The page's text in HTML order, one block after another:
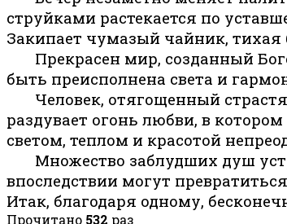
струйками растекается по
Закипает чумазый чайник,
Прекрасен мир, созданный
быть преисполнена света и
Человек, отягощенный
раздувает огонь любви, в
светом, теплом и красотой
Множество заблудших душ
впоследствии могут
Итак, благодаря одному,
Прочитано 532 раз